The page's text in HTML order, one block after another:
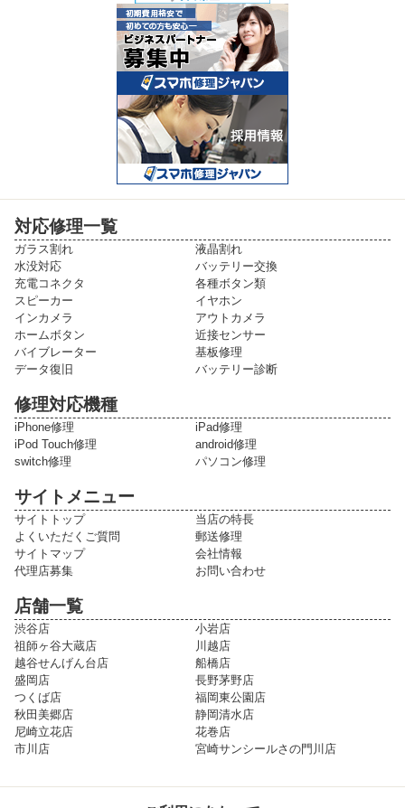
対応修理一覧
ガラス割れ
液晶割れ
水没対応
バッテリー交換
充電コネクタ
各種ボタン類
スピーカー
イヤホン
インカメラ
アウトカメラ
ホームボタン
近接センサー
バイブレーター
基板修理
データ復旧
バッテリー診断
修理対応機種
iPhone修理
iPad修理
iPod Touch修理
android修理
switch修理
パソコン修理
サイトメニュー
サイトトップ
当店の特長
よくいただくご質問
郵送修理
サイトマップ
会社情報
代理店募集
お問い合わせ
店舗一覧
渋谷店
小岩店
祖師ヶ谷大蔵店
川越店
越谷せんげん台店
船橋店
盛岡店
長野茅野店
つくば店
福岡東公園店
秋田美郷店
静岡清水店
尼崎立花店
花巻店
市川店
宮崎サンシールさの門川店